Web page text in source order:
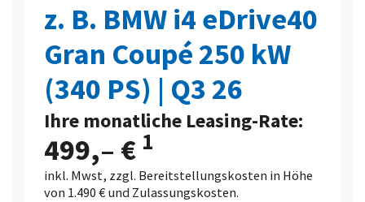
z. B. BMW i4 eDrive40
Gran Coupé 250 kW
(340 PS) | Q3 26
Ihre monatliche Leasing-Rate:
499,– € 1
inkl. Mwst, zzgl. Bereitstellungskosten in Höhe
von 1.490 € und Zulassungskosten.